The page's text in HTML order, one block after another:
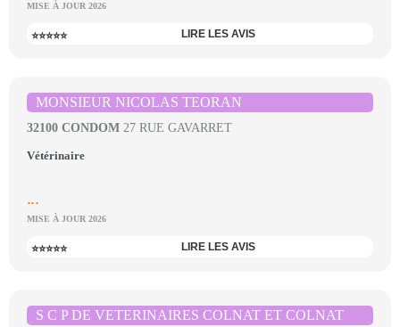
MISE À JOUR 2026
⭐⭐⭐⭐⭐ LIRE LES AVIS
MONSIEUR NICOLAS TEORAN
32100 CONDOM 27 RUE GAVARRET
Vétérinaire
...
MISE À JOUR 2026
⭐⭐⭐⭐⭐ LIRE LES AVIS
S C P DE VETERINAIRES COLNAT ET COLNAT